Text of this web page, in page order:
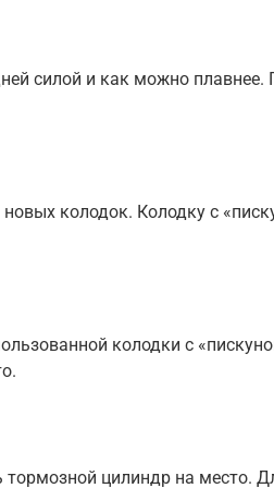
силой и как можно плавнее.
колодок. Колодку с
колодки с
цилиндр на место.